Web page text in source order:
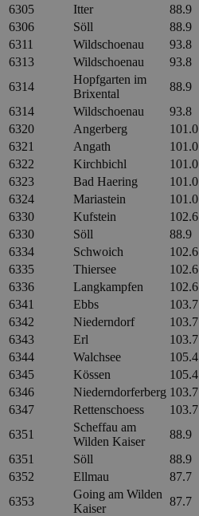
6305
Itter 88.9
6306
Söll 88.9
6311
Wildschoenau 93.8
6313
Wildschoenau 93.8
6314
Hopfgarten im
Brixental
88.9
6314
Wildschoenau 93.8
6320
Angerberg 101.0
6321
Angath 101.0
6322
Kirchbichl 101.0
6323
Bad Haering 101.0
6324
Mariastein 101.0
6330
Kufstein 102.6
6330
Söll 88.9
6334
Schwoich 102.6
6335
Thiersee 102.6
6336
Langkampfen 102.6
6341
Ebbs 103.7
6342
Niederndorf 103.7
6343
Erl 103.7
6344
Walchsee 105.4
6345
Kössen 105.4
6346
Niederndorferberg 103.7
6347
Rettenschoess 103.7
6351
Scheffau am
Wilden Kaiser
88.9
6351
Söll 88.9
6352
Ellmau 87.7
6353
Going am Wilden
Kaiser
87.7